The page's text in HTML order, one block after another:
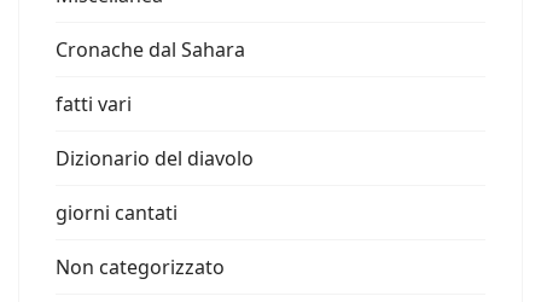
Cronache dal Sahara
fatti vari
Dizionario del diavolo
giorni cantati
Non categorizzato